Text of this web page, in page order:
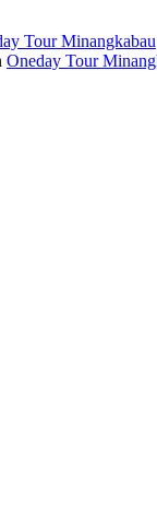
Tour Minangkabau
Oneday Tour